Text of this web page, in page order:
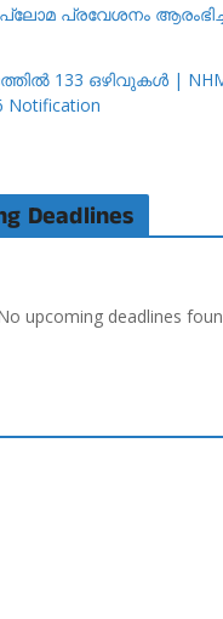
പ്രവേശനം
133 ഒഴിവുകൾ | NHM
Notification
Deadlines
upcoming deadlines